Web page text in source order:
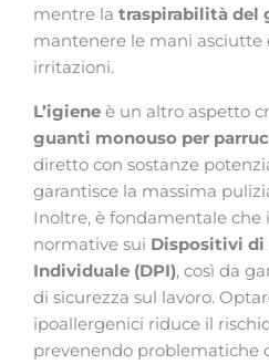
mentre la traspirabilità del
mantenere le mani asciutte
irritazioni.
L’igiene è un altro aspetto
guanti monouso per
diretto con sostanze
garantisce la massima
Inoltre, è fondamentale
normative sui Dispositivi di
Individuale (DPI), così da
di sicurezza sul lavoro.
ipoallergenici riduce il
prevenendo problematiche